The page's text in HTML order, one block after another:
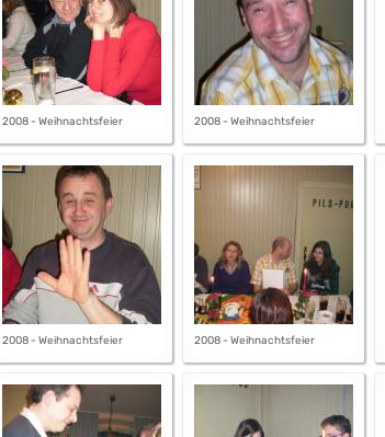
2008 - Weihnachtsfeier 2008 - Weihnachtsfeier
2008 - Weihnachtsfeier 2008 - Weihnachtsfeier